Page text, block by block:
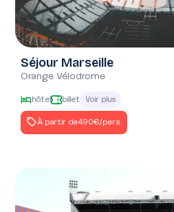
Séjour Marseille
Orange Vélodrome
hôtel billet Voir plus
À partir de490€/pers.